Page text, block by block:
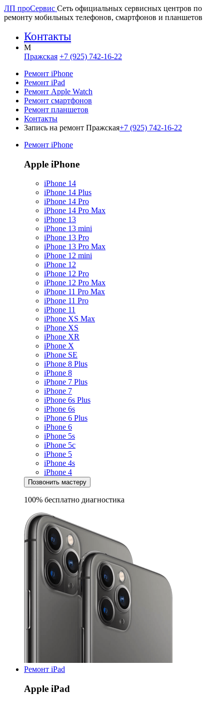
ЛП проСервис Сеть официальных сервисных центров по
ремонту мобильных телефонов, смартфонов и планшетов
Контакты
M
Пражская +7 (925) 742-16-22
Ремонт iPhone
Ремонт iPad
Ремонт Apple Watch
Ремонт смартфонов
Ремонт планшетов
Контакты
Запись на ремонт Пражская+7 (925) 742-16-22
Ремонт iPhone
Apple iPhone
iPhone 14
iPhone 14 Plus
iPhone 14 Pro
iPhone 14 Pro Max
iPhone 13
iPhone 13 mini
iPhone 13 Pro
iPhone 13 Pro Max
iPhone 12 mini
iPhone 12
iPhone 12 Pro
iPhone 12 Pro Max
iPhone 11 Pro Max
iPhone 11 Pro
iPhone 11
iPhone XS Max
iPhone XS
iPhone XR
iPhone X
iPhone SE
iPhone 8 Plus
iPhone 8
iPhone 7 Plus
iPhone 7
iPhone 6s Plus
iPhone 6s
iPhone 6 Plus
iPhone 6
iPhone 5s
iPhone 5c
iPhone 5
iPhone 4s
iPhone 4
Позвонить мастеру
100% бесплатно диагностика
Ремонт iPad
Apple iPad